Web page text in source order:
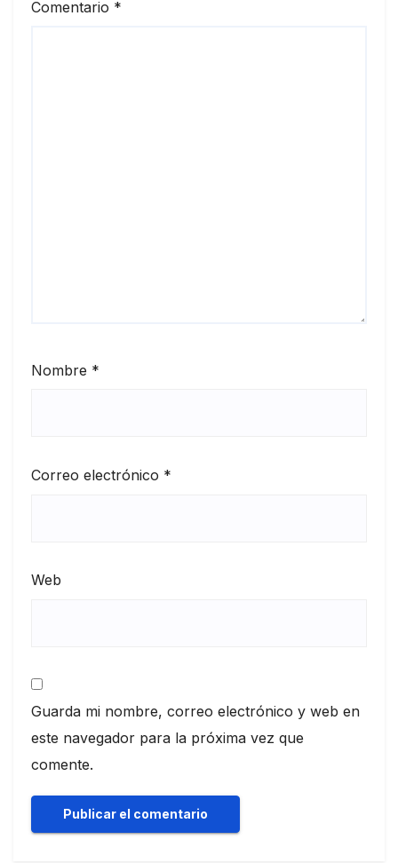
Comentario *
Nombre *
Correo electrónico *
Web
Guarda mi nombre, correo electrónico y web en
este navegador para la próxima vez que
comente.